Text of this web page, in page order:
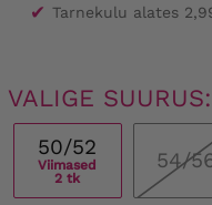
✔ Tarnekulu alates
VALIGE SUURUS:
50/52
Viimased
2 tk
54/